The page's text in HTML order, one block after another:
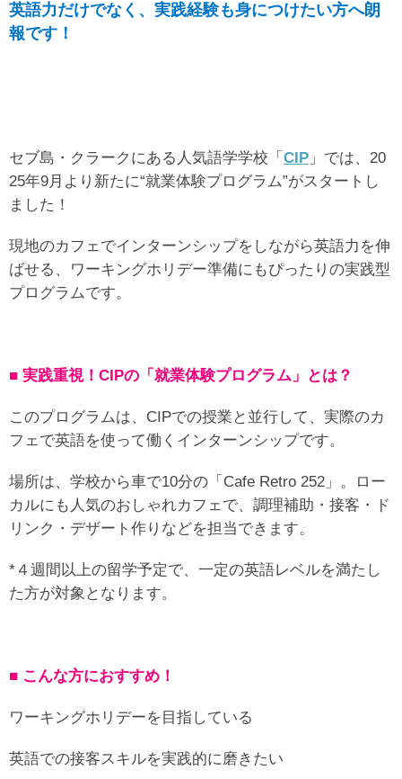
英語力だけでなく、実践経験も身につけたい方へ朗
報です！
セブ島・クラークにある人気語学学校「 CIP 」では、20
25年9月より新たに“就業体験プログラム”がスタートし
ました！
現地のカフェでインターンシップをしながら英語力を伸
ばせる、ワーキングホリデー準備にもぴったりの実践型
プログラムです。
■ 実践重視！CIPの「就業体験プログラム」とは？
このプログラムは、CIPでの授業と並行して、実際のカ
フェで英語を使って働くインターンシップです。
場所は、学校から車で10分の「Cafe Retro 252」。ロー
カルにも人気のおしゃれカフェで、調理補助・接客・ド
リンク・デザート作りなどを担当できます。
*４週間以上の留学予定で、一定の英語レベルを満たし
た方が対象となります。
■ こんな方におすすめ！
ワーキングホリデーを目指している
英語での接客スキルを実践的に磨きたい